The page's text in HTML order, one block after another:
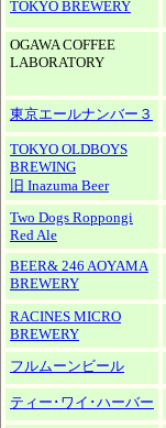
TOKYO BREWERY
OGAWA COFFEE
LABORATORY
東京エールナンバー３
TOKYO OLDBOYS
BREWING
旧 Inazuma Beer
Two Dogs Roppongi
Red Ale
BEER& 246 AOYAMA
BREWERY
RACINES MICRO
BREWERY
フルムーンビール
ティー･ワイ･ハーバー